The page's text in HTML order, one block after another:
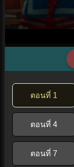
ตอนที่ 1
ตอนที่ 4
ตอนที่ 7